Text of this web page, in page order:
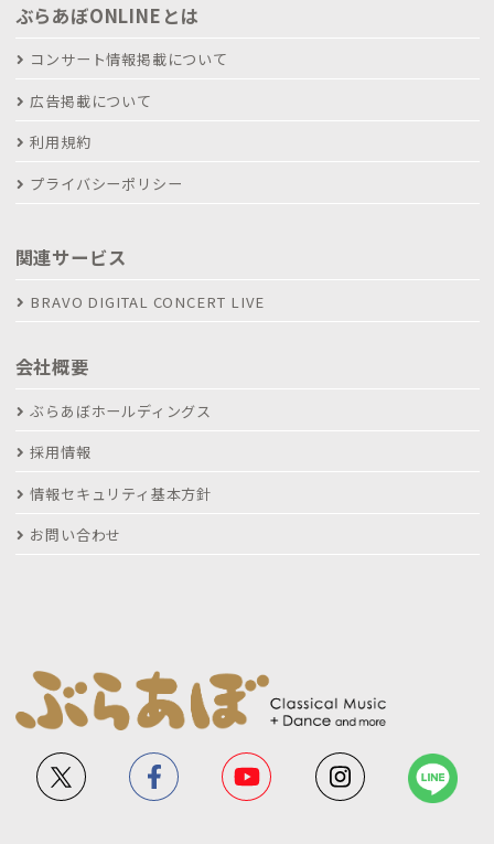
ぶらあぼONLINEとは
コンサート情報掲載について
広告掲載について
利用規約
プライバシーポリシー
関連サービス
BRAVO DIGITAL CONCERT LIVE
会社概要
ぶらあぼホールディングス
採用情報
情報セキュリティ基本方針
お問い合わせ